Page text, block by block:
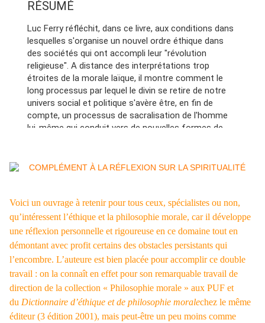
croyance), inséparable de la tolérance. Deux valeurs
confusion actuelle. Robert de Rosa termine son
essai critiquant les thèses actuelles qui voient
germer la laïcité dans le christianisme. Sans
polémique mais avec une argumentation solide, il
montre que les pouvoirs temporel et spirituel ont pu
être distingués mais sans être séparés… Et que le
second a toujours voulu conserver une suprématie.
RÉSUMÉ
Luc Ferry réfléchit, dans ce livre, aux conditions dans
lesquelles s'organise un nouvel ordre éthique dans
des sociétés qui ont accompli leur "révolution
religieuse". A distance des interprétations trop
étroites de la morale laïque, il montre comment le
long processus par lequel le divin se retire de notre
univers social et politique s'avère être, en fin de
compte, un processus de sacralisation de l'homme
lui-même qui conduit vers de nouvelles formes de
humanitaire témoigne par exemple, de l'émergence
revient pourtant à reformuler la problématique du
don de soi. La tendance à la "sacralisation du corps
humain" conduit, de son côté, à poser dans des
termes neufs toute une série de problèmes que
tente actuellement d'explorer la bioéthique. Le
"désenchantement du monde" tend ainsi à une
nouvelle formulation de la question de la
transcendance dans les sociétés modernes.
Voici un ouvrage à retenir pour tous ceux, spécialistes ou non,
qu’intéressent l’éthique et la philosophie morale, car il développe
une réflexion personnelle et rigoureuse en ce domaine tout en
démontant avec profit certains des obstacles persistants qui
l’encombre. L’auteure est bien placée pour accomplir ce double
travail : on la connaît en effet pour son remarquable travail de
direction de la collection « Philosophie morale » aux PUF et
du Dictionnaire d’éthique et de philosophie moralechez le même
éditeur (3 édition 2001), mais peut-être un peu moins comme